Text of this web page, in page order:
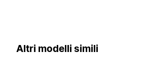
Altri modelli simili